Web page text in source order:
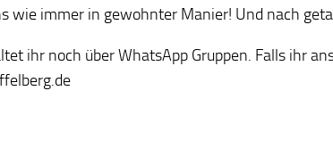
wie immer in gewohnter Manier! Und nach
ihr noch über WhatsApp Gruppen. Falls ihr